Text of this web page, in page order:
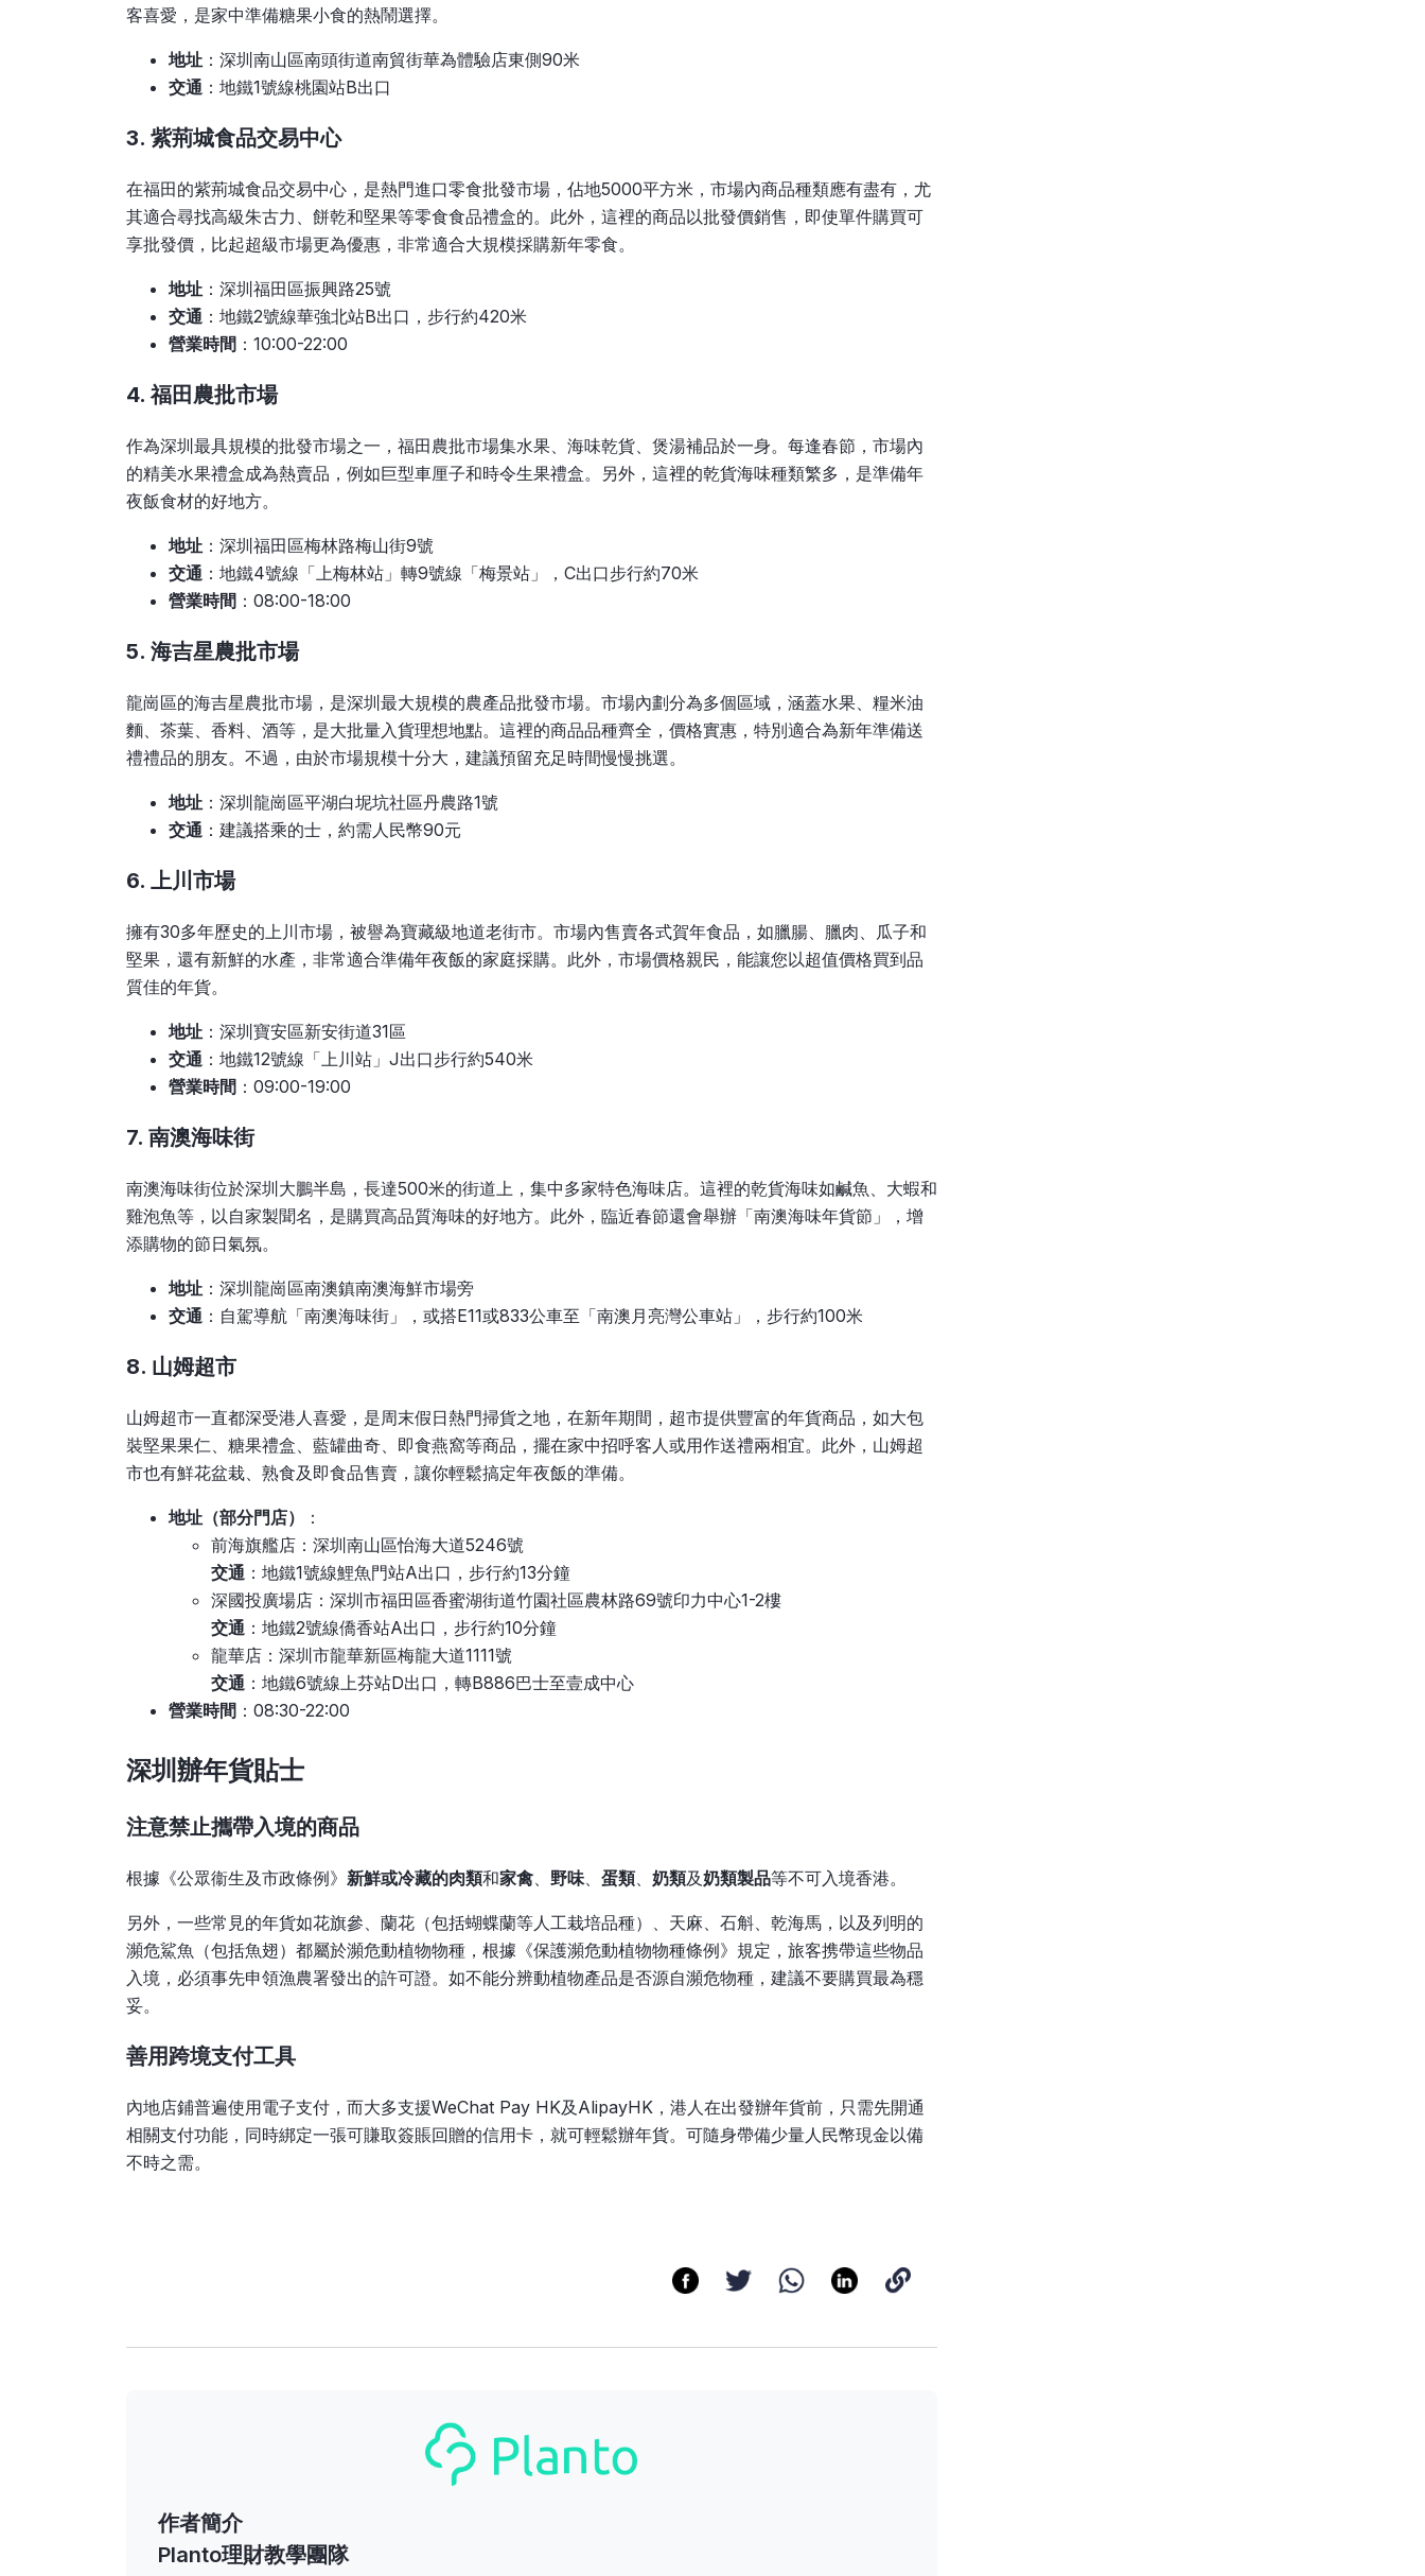
客喜愛，是家中準備糖果小食的熱鬧選擇。
地址：深圳南山區南頭街道南貿街華為體驗店東側90米
交通：地鐵1號線桃園站B出口
3. 紫荊城食品交易中心
在福田的紫荊城食品交易中心，是熱門進口零食批發市場，佔地5000平方米，市場內商品種類應有盡有，尤
其適合尋找高級朱古力、餅乾和堅果等零食食品禮盒的。此外，這裡的商品以批發價銷售，即使單件購買可
享批發價，比起超級市場更為優惠，非常適合大規模採購新年零食。
地址：深圳福田區振興路25號
交通：地鐵2號線華強北站B出口，步行約420米
營業時間 ：10:00-22:00
4. 福田農批市場
作為深圳最具規模的批發市場之一，福田農批市場集水果、海味乾貨、煲湯補品於一身。每逢春節，市場內
的精美水果禮盒成為熱賣品，例如巨型車厘子和時令生果禮盒。另外，這裡的乾貨海味種類繁多，是準備年
夜飯食材的好地方。
地址：深圳福田區梅林路梅山街9號
交通：地鐵4號線「上梅林站」轉9號線「梅景站」，C出口步行約70米
營業時間 ：08:00-18:00
5. 海吉星農批市場
龍崗區的海吉星農批市場，是深圳最大規模的農產品批發市場。市場內劃分為多個區域，涵蓋水果、糧米油
麵、茶葉、香料、酒等，是大批量入貨理想地點。這裡的商品品種齊全，價格實惠，特別適合為新年準備送
禮禮品的朋友。不過，由於市場規模十分大，建議預留充足時間慢慢挑選。
地址：深圳龍崗區平湖白坭坑社區丹農路1號
交通：建議搭乘的士，約需人民幣90元
6. 上川市場
擁有30多年歷史的上川市場，被譽為寶藏級地道老街市。市場內售賣各式賀年食品，如臘腸、臘肉、瓜子和
堅果，還有新鮮的水產，非常適合準備年夜飯的家庭採購。此外，市場價格親民，能讓您以超值價格買到品
質佳的年貨。
地址：深圳寶安區新安街道31區
交通：地鐵12號線「上川站」J出口步行約540米
營業時間 ：09:00-19:00
7. 南澳海味街
南澳海味街位於深圳大鵬半島，長達500米的街道上，集中多家特色海味店。這裡的乾貨海味如鹹魚、大蝦和
雞泡魚等，以自家製聞名，是購買高品質海味的好地方。此外，臨近春節還會舉辦「南澳海味年貨節」，增
添購物的節日氣氛。
地址：深圳龍崗區南澳鎮南澳海鮮市場旁
交通：自駕導航「南澳海味街」，或搭E11或833公車至「南澳月亮灣公車站」，步行約100米
8. 山姆超市
山姆超市一直都深受港人喜愛，是周末假日熱門掃貨之地，在新年期間，超市提供豐富的年貨商品，如大包
裝堅果果仁、糖果禮盒、藍罐曲奇、即食燕窩等商品，擺在家中招呼客人或用作送禮兩相宜。此外，山姆超
市也有鮮花盆栽、熟食及即食品售賣，讓你輕鬆搞定年夜飯的準備。
地址（部分門店）
：
前海旗艦店：深圳南山區怡海大道5246號
交通：地鐵1號線鯉魚門站A出口，步行約13分鐘
深國投廣場店：深圳市福田區香蜜湖街道竹園社區農林路69號印力中心1-2樓
交通：地鐵2號線僑香站A出口，步行約10分鐘
龍華店：深圳市龍華新區梅龍大道1111號
交通：地鐵6號線上芬站D出口，轉B886巴士至壹成中心
營業時間 ：08:30-22:00
深圳辦年貨貼士
注意禁止攜帶入境的商品
根據《公眾衞生及市政條例》 新鮮或冷藏的肉類和家禽、 野味、 蛋類、 奶類及奶類製品等不可入境香港。
另外，一些常見的年貨如花旗參、蘭花（包括蝴蝶蘭等人工栽培品種）、天麻、石斛、乾海馬，以及列明的
瀕危鯊魚（包括魚翅）都屬於瀕危動植物物種，根據《保護瀕危動植物物種條例》規定，旅客携帶這些物品
入境，必須事先申領漁農署發出的許可證。如不能分辨動植物產品是否源自瀕危物種，建議不要購買最為穩
妥。
善用跨境支付工具
內地店鋪普遍使用電子支付，而大多支援WeChat Pay HK及AlipayHK，港人在出發辦年貨前，只需先開通
相關支付功能，同時綁定一張可賺取簽賬回贈的信用卡，就可輕鬆辦年貨。可隨身帶備少量人民幣現金以備
不時之需。
作者簡介
Planto理財教學團隊